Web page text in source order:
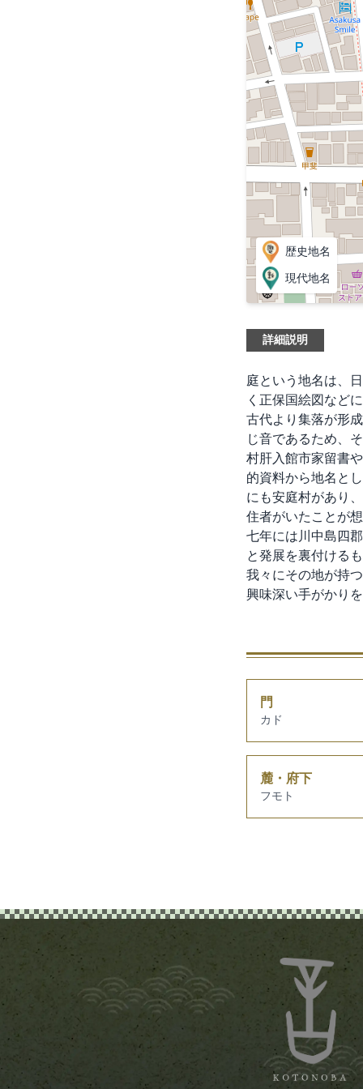
歴史地名
現代地名
詳細説明
庭という地名は、
く正保国絵図など
古代より集落が形
じ音であるため、
村肝入館市家留書
的資料から地名と
にも安庭村があり
住者がいたことが
七年には川中島四
と発展を裏付ける
我々にその地が持
興味深い手がかり
門
カド
麓・府下
フモト